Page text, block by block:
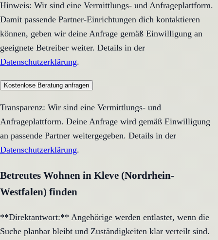
Hinweis: Wir sind eine Vermittlungs- und Anfrageplattform.
Damit passende Partner-Einrichtungen dich kontaktieren
können, geben wir deine Anfrage gemäß Einwilligung an
geeignete Betreiber weiter. Details in der
Datenschutzerklärung.
Kostenlose Beratung anfragen
Transparenz: Wir sind eine Vermittlungs- und
Anfrageplattform. Deine Anfrage wird gemäß Einwilligung
an passende Partner weitergegeben. Details in der
Datenschutzerklärung.
Betreutes Wohnen in Kleve (Nordrhein-
Westfalen) finden
**Direktantwort:** Angehörige werden entlastet, wenn die
Suche planbar bleibt und Zuständigkeiten klar verteilt sind.